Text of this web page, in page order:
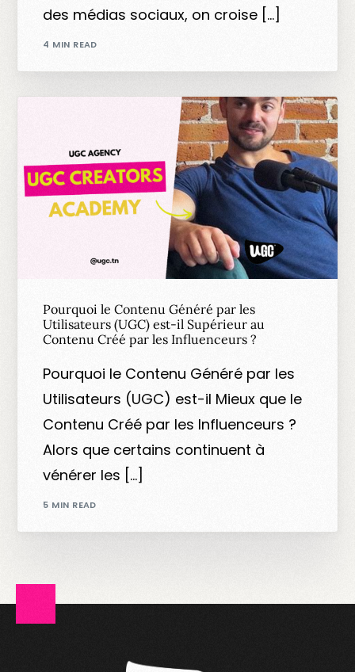
des médias sociaux, on croise […]
4 MIN READ
Pourquoi le Contenu Généré par les
Utilisateurs (UGC) est-il Supérieur au
Contenu Créé par les Influenceurs ?
Pourquoi le Contenu Généré par les
Utilisateurs (UGC) est-il Mieux que le
Contenu Créé par les Influenceurs ?
Alors que certains continuent à
vénérer les […]
5 MIN READ